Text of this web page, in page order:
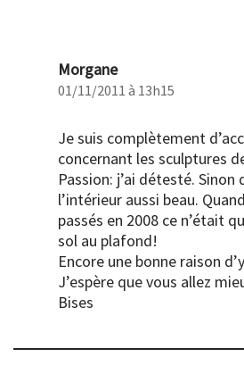
Morgane
01/11/2011 à 13h15
Je suis complètement
concernant les sculptures
Passion: j’ai détesté.
l’intérieur aussi beau.
passés en 2008 ce n’était
sol au plafond!
Encore une bonne raison
J’espère que vous allez
Bises